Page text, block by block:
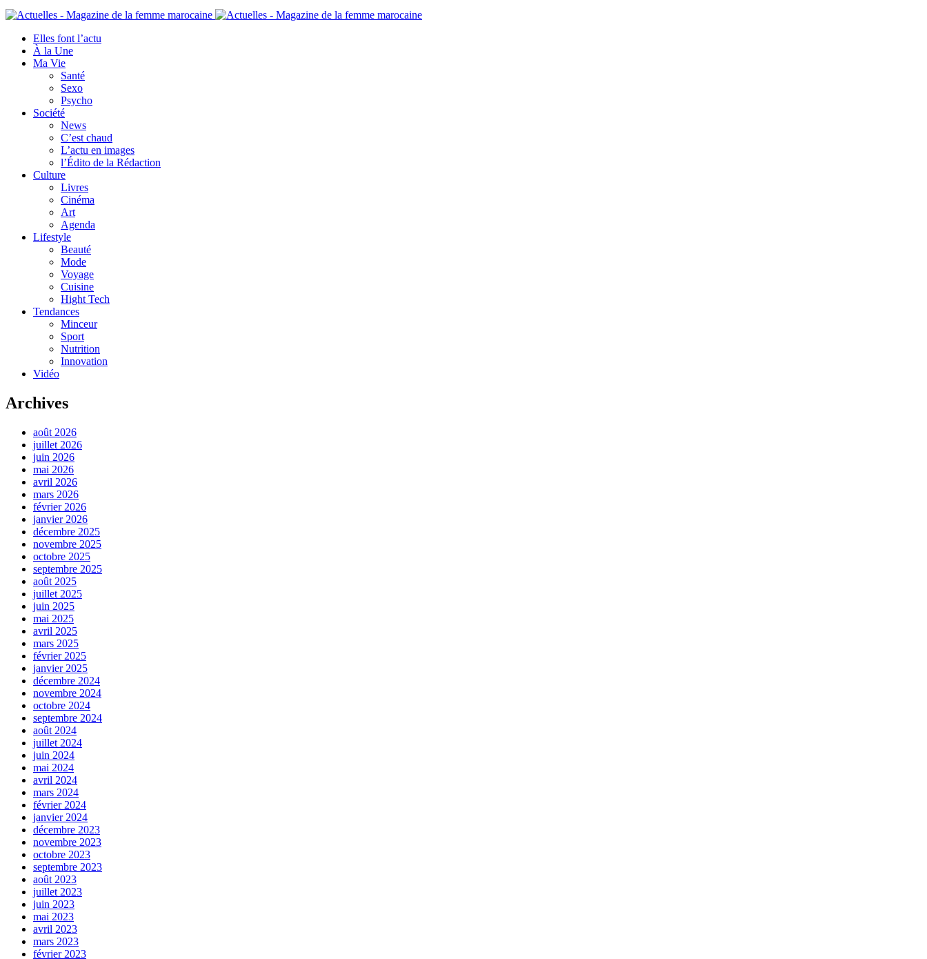
Elles font l’actu
À la Une
Ma Vie
Santé
Sexo
Psycho
Société
News
C’est chaud
L’actu en images
l’Édito de la Rédaction
Culture
Livres
Cinéma
Art
Agenda
Lifestyle
Beauté
Mode
Voyage
Cuisine
Hight Tech
Tendances
Minceur
Sport
Nutrition
Innovation
Vidéo
Archives
août 2026
juillet 2026
juin 2026
mai 2026
avril 2026
mars 2026
février 2026
janvier 2026
décembre 2025
novembre 2025
octobre 2025
septembre 2025
août 2025
juillet 2025
juin 2025
mai 2025
avril 2025
mars 2025
février 2025
janvier 2025
décembre 2024
novembre 2024
octobre 2024
septembre 2024
août 2024
juillet 2024
juin 2024
mai 2024
avril 2024
mars 2024
février 2024
janvier 2024
décembre 2023
novembre 2023
octobre 2023
septembre 2023
août 2023
juillet 2023
juin 2023
mai 2023
avril 2023
mars 2023
février 2023